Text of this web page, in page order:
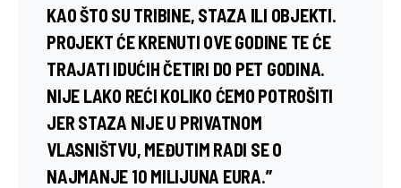
KAO ŠTO SU TRIBINE, STAZA ILI OBJEKTI.
PROJEKT ĆE KRENUTI OVE GODINE TE ĆE
TRAJATI IDUĆIH ČETIRI DO PET GODINA.
NIJE LAKO REĆI KOLIKO ĆEMO POTROŠITI
JER STAZA NIJE U PRIVATNOM
VLASNIŠTVU, MEĐUTIM RADI SE O
NAJMANJE 10 MILIJUNA EURA.”